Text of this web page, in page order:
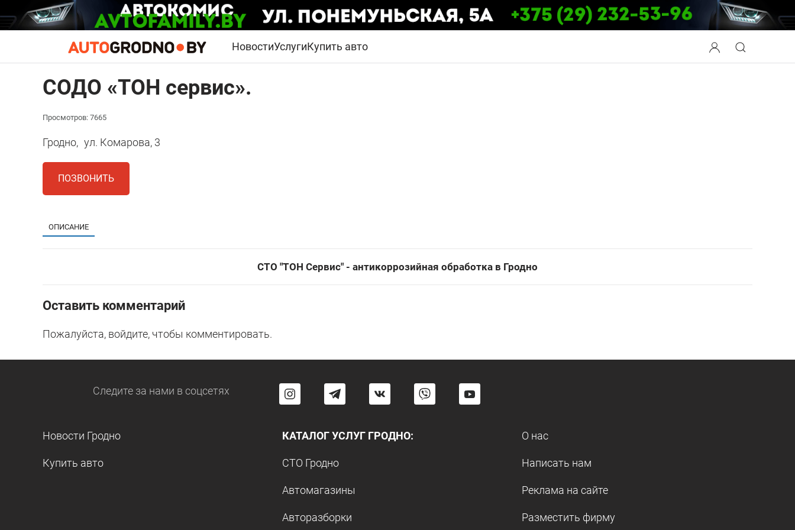
НовостиУслугиКупить авто
СОДО «ТОН сервис».
Просмотров: 7665
Гродно, ул. Комарова, 3
ПОЗВОНИТЬ
ОПИСАНИЕ
СТО "ТОН Сервис" - антикоррозийная обработка в Гродно
Оставить комментарий
Пожалуйста, войдите, чтобы комментировать.
Следите за нами в соцсетях
Новости Гродно
Купить авто
КАТАЛОГ УСЛУГ ГРОДНО:
СТО Гродно
Автомагазины
Авторазборки
О нас
Написать нам
Реклама на сайте
Разместить фирму